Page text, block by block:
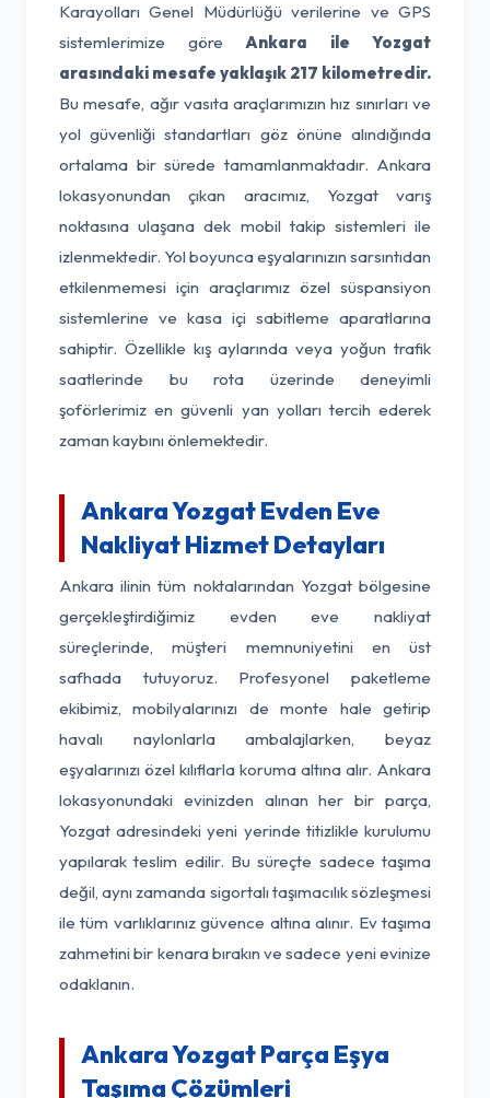
Karayolları Genel Müdürlüğü verilerine ve GPS
sistemlerimize göre Ankara ile Yozgat
arasındaki mesafe yaklaşık 217 kilometredir.
Bu mesafe, ağır vasıta araçlarımızın hız sınırları ve
yol güvenliği standartları göz önüne alındığında
ortalama bir sürede tamamlanmaktadır. Ankara
lokasyonundan çıkan aracımız, Yozgat varış
noktasına ulaşana dek mobil takip sistemleri ile
izlenmektedir. Yol boyunca eşyalarınızın sarsıntıdan
etkilenmemesi için araçlarımız özel süspansiyon
sistemlerine ve kasa içi sabitleme aparatlarına
sahiptir. Özellikle kış aylarında veya yoğun trafik
saatlerinde bu rota üzerinde deneyimli
şoförlerimiz en güvenli yan yolları tercih ederek
zaman kaybını önlemektedir.
Ankara Yozgat Evden Eve
Nakliyat Hizmet Detayları
Ankara ilinin tüm noktalarından Yozgat bölgesine
gerçekleştirdiğimiz evden eve nakliyat
süreçlerinde, müşteri memnuniyetini en üst
safhada tutuyoruz. Profesyonel paketleme
ekibimiz, mobilyalarınızı de monte hale getirip
havalı naylonlarla ambalajlarken, beyaz
eşyalarınızı özel kılıflarla koruma altına alır. Ankara
lokasyonundaki evinizden alınan her bir parça,
Yozgat adresindeki yeni yerinde titizlikle kurulumu
yapılarak teslim edilir. Bu süreçte sadece taşıma
değil, aynı zamanda sigortalı taşımacılık sözleşmesi
ile tüm varlıklarınız güvence altına alınır. Ev taşıma
zahmetini bir kenara bırakın ve sadece yeni evinize
odaklanın.
Ankara Yozgat Parça Eşya
Taşıma Çözümleri